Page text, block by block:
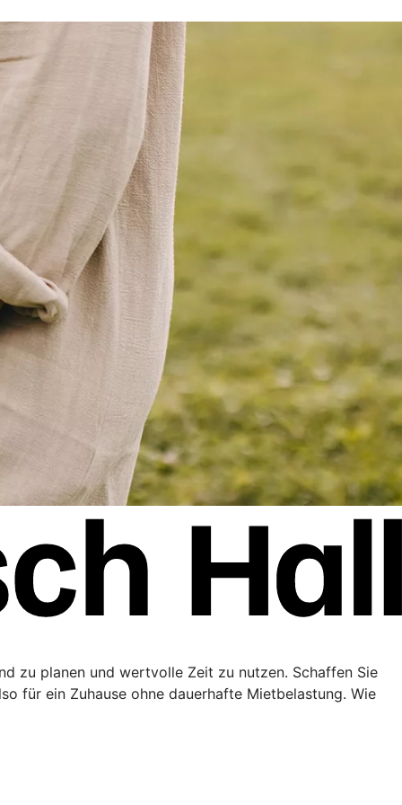
zu planen und wertvolle Zeit zu nutzen. Schaffen Sie
für ein Zuhause ohne dauerhafte Mietbelastung. Wie